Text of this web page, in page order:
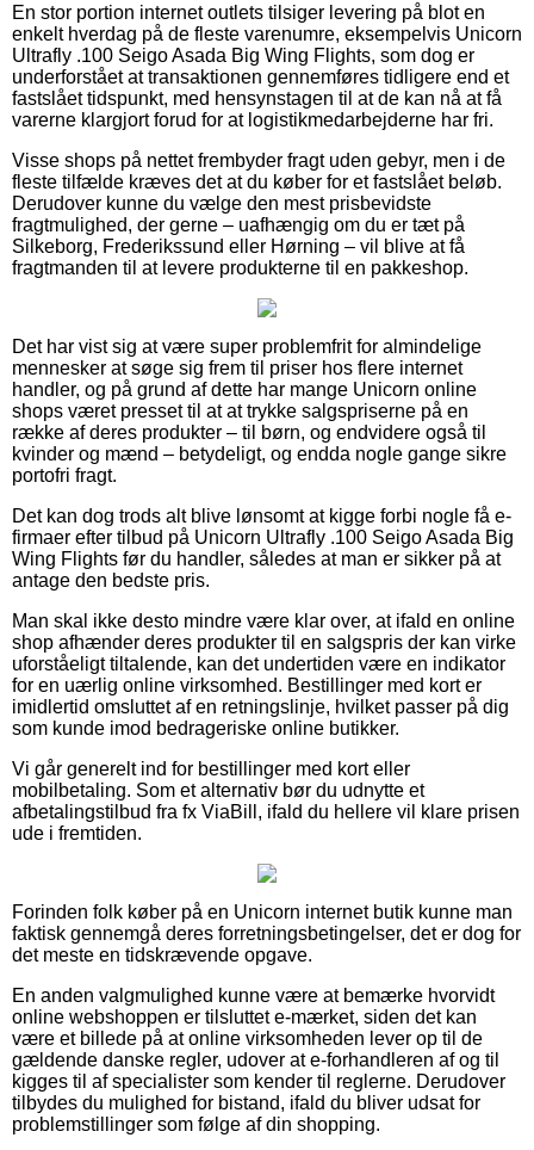
En stor portion internet outlets tilsiger levering på blot en
enkelt hverdag på de fleste varenumre, eksempelvis Unicorn
Ultrafly .100 Seigo Asada Big Wing Flights, som dog er
underforstået at transaktionen gennemføres tidligere end et
fastslået tidspunkt, med hensynstagen til at de kan nå at få
varerne klargjort forud for at logistikmedarbejderne har fri.
Visse shops på nettet frembyder fragt uden gebyr, men i de
fleste tilfælde kræves det at du køber for et fastslået beløb.
Derudover kunne du vælge den mest prisbevidste
fragtmulighed, der gerne – uafhængig om du er tæt på
Silkeborg, Frederikssund eller Hørning – vil blive at få
fragtmanden til at levere produkterne til en pakkeshop.
Det har vist sig at være super problemfrit for almindelige
mennesker at søge sig frem til priser hos flere internet
handler, og på grund af dette har mange Unicorn online
shops været presset til at at trykke salgspriserne på en
række af deres produkter – til børn, og endvidere også til
kvinder og mænd – betydeligt, og endda nogle gange sikre
portofri fragt.
Det kan dog trods alt blive lønsomt at kigge forbi nogle få e-
firmaer efter tilbud på Unicorn Ultrafly .100 Seigo Asada Big
Wing Flights før du handler, således at man er sikker på at
antage den bedste pris.
Man skal ikke desto mindre være klar over, at ifald en online
shop afhænder deres produkter til en salgspris der kan virke
uforståeligt tiltalende, kan det undertiden være en indikator
for en uærlig online virksomhed. Bestillinger med kort er
imidlertid omsluttet af en retningslinje, hvilket passer på dig
som kunde imod bedrageriske online butikker.
Vi går generelt ind for bestillinger med kort eller
mobilbetaling. Som et alternativ bør du udnytte et
afbetalingstilbud fra fx ViaBill, ifald du hellere vil klare prisen
ude i fremtiden.
Forinden folk køber på en Unicorn internet butik kunne man
faktisk gennemgå deres forretningsbetingelser, det er dog for
det meste en tidskrævende opgave.
En anden valgmulighed kunne være at bemærke hvorvidt
online webshoppen er tilsluttet e-mærket, siden det kan
være et billede på at online virksomheden lever op til de
gældende danske regler, udover at e-forhandleren af og til
kigges til af specialister som kender til reglerne. Derudover
tilbydes du mulighed for bistand, ifald du bliver udsat for
problemstillinger som følge af din shopping.